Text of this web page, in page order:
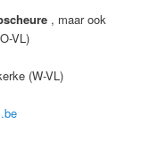
, maar ook
VL)
(W-VL)